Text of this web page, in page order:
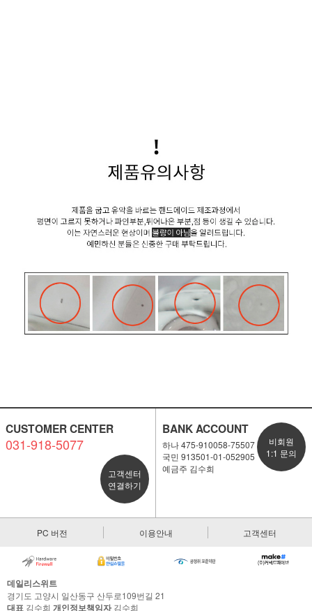
CUSTOMER CENTER
031-918-5077
고객센터
연결하기
BANK ACCOUNT
하나 475-910058-75507
국민 913501-01-052905
예금주 김수희
비회원
1:1 문의
PC 버전 이용안내 고객센터
데일리스위트
경기도 고양시 일산동구 산두로109번길 21
대표 김수희 개인정보책임자김수희